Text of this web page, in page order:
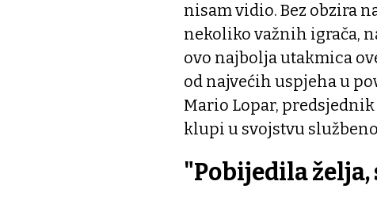
nisam vidio. Bez obzira
nekoliko važnih igrača,
ovo najbolja utakmica
od najvećih uspjeha u
Mario Lopar,
klupi u svojstvu
"Pobijedila